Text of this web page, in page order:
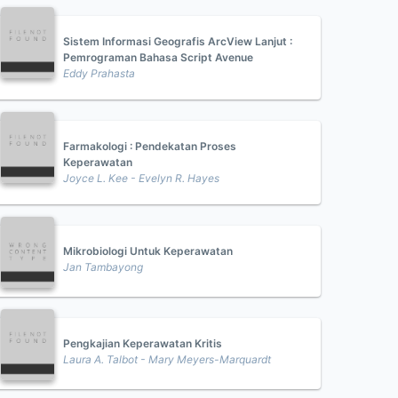
Sistem Informasi Geografis ArcView Lanjut :
Pemrograman Bahasa Script Avenue
Eddy Prahasta
Farmakologi : Pendekatan Proses
Keperawatan
Joyce L. Kee - Evelyn R. Hayes
Mikrobiologi Untuk Keperawatan
Jan Tambayong
Pengkajian Keperawatan Kritis
Laura A. Talbot - Mary Meyers-Marquardt